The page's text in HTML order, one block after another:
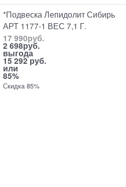
*Подвеска Лепидолит Сибирь
АРТ 1177-1 ВЕС 7,1 Г.
17 990руб.
2 698руб.
выгода
15 292 руб.
или
85%
Скидка 85%